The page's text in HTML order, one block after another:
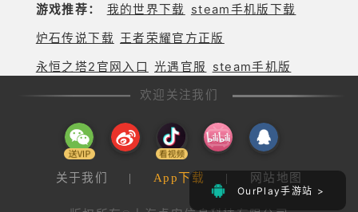
OurPlay手游站 >
游戏推荐： 我的世界下载 steam手机版下载
炉石传说下载 王者荣耀官方正版
永恒之塔2官网入口 光遇官服
steam手机版
欢迎关注我们
关于我们 | App下载 | 网站地图